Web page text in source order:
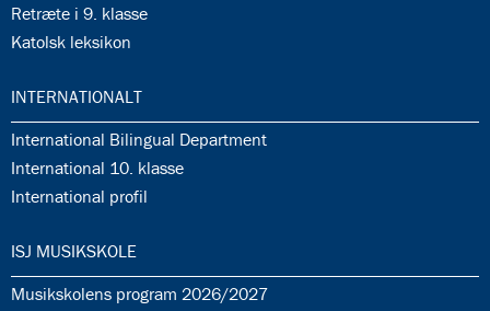
35.9:
Retræte i 9. klasse
35.10:
Katolsk leksikon
36.0:
INTERNATIONALT
36.1:
International Bilingual Department
36.2:
International 10. klasse
36.3:
International profil
37.0:
ISJ MUSIKSKOLE
37.1:
Musikskolens program 2026/2027